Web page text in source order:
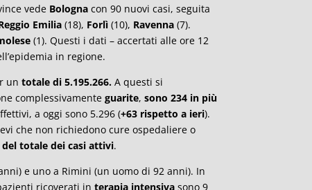
vede Bolognacon 90 nuovi casi, seguita
Emilia(18), Forlì(10), Ravenna(7).
(1). Questi i dati – accertati alle ore 12
in regione.
un totale di 5.195.266. A questi si
complessivamente guarite, sono 234 in più
a oggi sono 5.296 (+63 rispetto a ieri).
che non richiedono cure ospedaliere o
del totale dei casi attivi.
e uno a Rimini (un uomo di 92 anni). In
ricoverati in terapia intensivasono 9